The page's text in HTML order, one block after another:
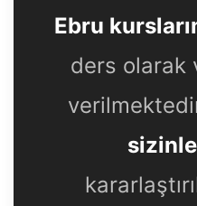
Ebru
ders olarak